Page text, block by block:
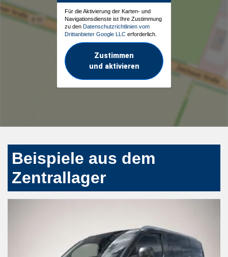
Für die Aktivierung der Karten- und
Navigationsdienste ist Ihre Zustimmung
zu den Datenschutzrichtlinien vom
Drittanbieter Google LLC erforderlich.
Zustimmen
und aktivieren
Beispiele aus dem
Zentrallager